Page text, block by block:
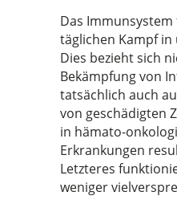
Das
täglichen Kampf
Dies bezieht sich
Bekämpfung von
tatsächlich auch
von geschädigten
in hämato-
Erkrankungen
Letzteres
weniger